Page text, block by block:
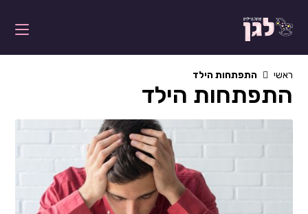
content
ראשי התפתחות הילד
התפתחות הילד